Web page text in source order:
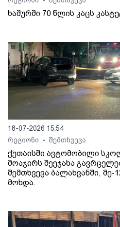
ხაშურში 70 წლის კაცს
18-07-2026 15:54
რეგიონი
• შემთხვევა
ქუთაისში ავტომობილი
მოაჯირს შეეჯახა
შემთხვევა ბალახვანში,
მოხდა.